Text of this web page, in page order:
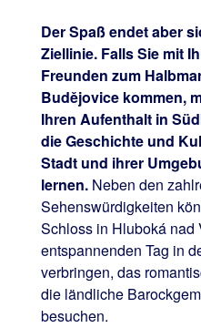
Der Spaß endet aber
Ziellinie. Falls Sie mit
Freunden zum
Budějovice kommen,
Ihren Aufenthalt in
die Geschichte und
Stadt und ihrer
lernen.Neben den
Sehenswürdigkeiten
Schloss in Hluboká nad
entspannenden Tag in
verbringen, das
die ländliche
besuchen.